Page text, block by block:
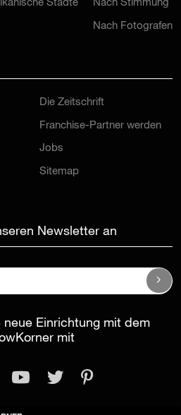
Städte Nach Stimmung
Nach Fotografen
Die Zeitschrift
Franchise-Partner werden
Jobs
Sitemap
Newsletter an
neue Einrichtung mit dem
mit